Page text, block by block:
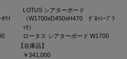
ﾜｲ
LOTUS シアターボード
（W1700xD450xH470 ｸﾞﾛｯｼｰﾌﾞﾗ
ｯｸ）
ロータス シアターボード W1700
【在庫品】
￥341,000